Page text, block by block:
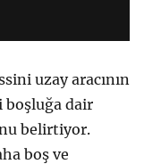
uzay aracının
boşluğa dair
belirtiyor.
boş ve